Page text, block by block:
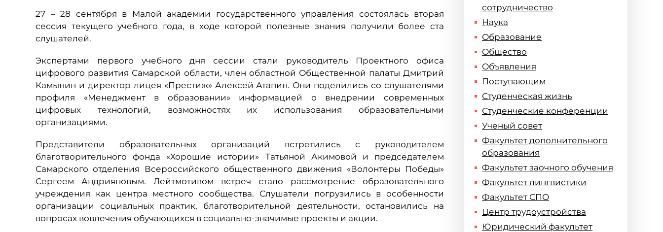
27 – 28 сентября в Малой академии государственного управления состоялась вторая
сессия текущего учебного года, в ходе которой полезные знания получили более ста
слушателей.
Экспертами первого учебного дня сессии стали руководитель Проектного офиса
цифрового развития Самарской области, член областной Общественной палаты Дмитрий
Камынин и директор лицея «Престиж» Алексей Атапин. Они поделились со слушателями
профиля «Менеджмент в образовании» информацией о внедрении современных
цифровых технологий, возможностях их использования образовательными
организациями.
Представители образовательных организаций встретились с руководителем
благотворительного фонда «Хорошие истории» Татьяной Акимовой и председателем
Самарского отделения Всероссийского общественного движения «Волонтеры Победы»
Сергеем Андрияновым. Лейтмотивом встреч стало рассмотрение образовательного
учреждения как центра местного сообщества. Слушатели погрузились в особенности
организации социальных практик, благотворительной деятельности, остановились на
вопросах вовлечения обучающихся в социально-значимые проекты и акции.
сотрудничество
Наука
Образование
Общество
Объявления
Поступающим
Студенческая жизнь
Студенческие конференции
Ученый совет
Факультет дополнительного
образования
Факультет заочного обучения
Факультет лингвистики
Факультет СПО
Центр трудоустройства
Юридический факультет